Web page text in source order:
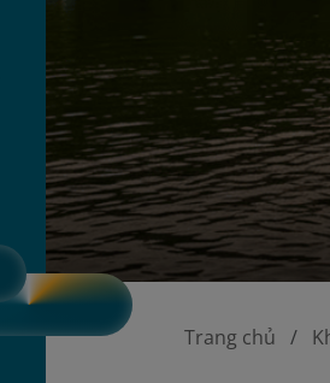
Trang chủ